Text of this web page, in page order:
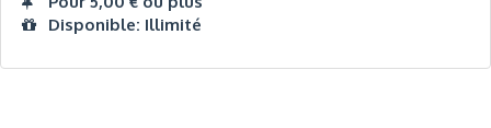
Disponible: Illimité